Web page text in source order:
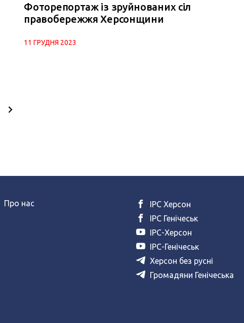
Фоторепортаж із зруйнованих сіл
правобережжя Херсонщини
11 ГРУДНЯ 2023
Про нас
ІРС Херсон
ІРС Генічеськ
ІРС-Херсон
ІРС-Генічеськ
Херсон без русні
Громадяни Генічеська